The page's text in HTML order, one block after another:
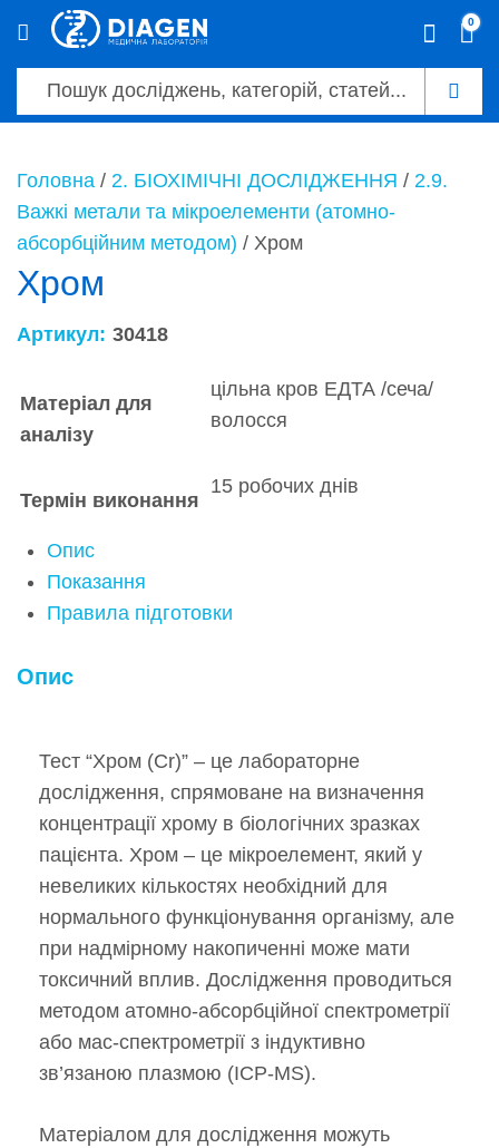
0
Головна / 2. БІОХІМІЧНІ ДОСЛІДЖЕННЯ / 2.9.
Важкі метали та мікроелементи (атомно-
абсорбційним методом) / Хром
Хром
Артикул: 30418
Матеріал для
аналізу
цільна кров ЕДТА /сеча/
волосся
Термін виконання
15 робочих днів
Опис
Показання
Правила підготовки
Опис
Тест “Хром (Cr)” – це лабораторне
дослідження, спрямоване на визначення
концентрації хрому в біологічних зразках
пацієнта. Хром – це мікроелемент, який у
невеликих кількостях необхідний для
нормального функціонування організму, але
при надмірному накопиченні може мати
токсичний вплив. Дослідження проводиться
методом атомно-абсорбційної спектрометрії
або мас-спектрометрії з індуктивно
зв’язаною плазмою (ICP-MS).
Матеріалом для дослідження можуть